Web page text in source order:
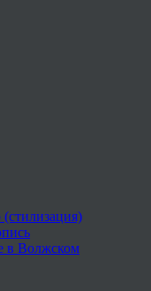
в Волжском